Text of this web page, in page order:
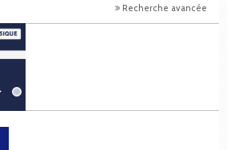
Recherche avancée